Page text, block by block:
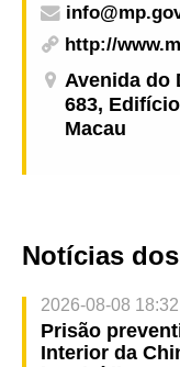
http://
Avenida do
683,
Macau
Notícias
2026-08-08 18:32
Prisão
Interior da